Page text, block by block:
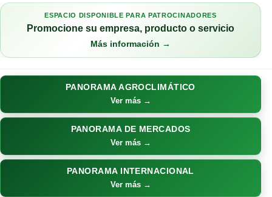
ESPACIO DISPONIBLE PARA PATROCINADORES
Promocione su empresa, producto o servicio
Más información →
PANORAMA AGROCLIMÁTICO
Ver más →
PANORAMA DE MERCADOS
Ver más →
PANORAMA INTERNACIONAL
Ver más →